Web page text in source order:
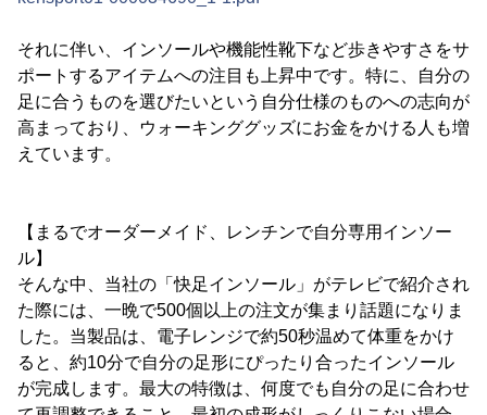
それに伴い、インソールや機能性靴下など歩きやすさをサ
ポートするアイテムへの注目も上昇中です。特に、自分の
足に合うものを選びたいという自分仕様のものへの志向が
高まっており、ウォーキンググッズにお金をかける人も増
えています。
【まるでオーダーメイド、レンチンで自分専用インソー
ル】
そんな中、当社の「快足インソール」がテレビで紹介され
た際には、一晩で500個以上の注文が集まり話題になりま
した。当製品は、電子レンジで約50秒温めて体重をかけ
ると、約10分で自分の足形にぴったり合ったインソール
が完成します。最大の特徴は、何度でも自分の足に合わせ